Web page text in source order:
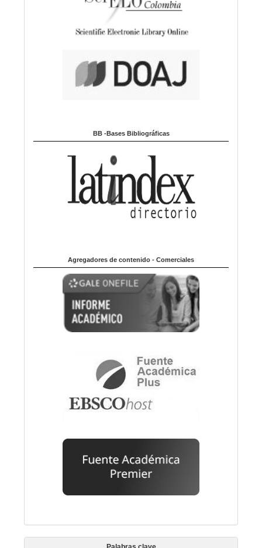
BB -Bases Bibliográficas
Agregadores de contenido - Comerciales